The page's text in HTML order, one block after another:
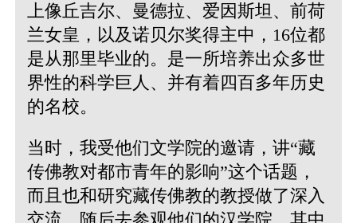
上像丘吉尔、曼德拉、爱因斯坦、前荷
兰女皇，以及诺贝尔奖得主中，16位都
是从那里毕业的。是一所培养出众多世
界性的科学巨人、并有着四百多年历史
的名校。
当时，我受他们文学院的邀请，讲“藏
传佛教对都市青年的影响”这个话题，
而且也和研究藏传佛教的教授做了深入